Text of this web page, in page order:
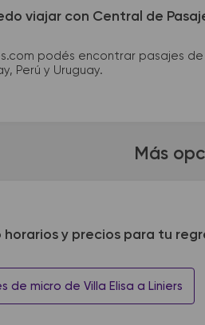
viajar con Central de
podés encontrar pasajes
Perú y Uruguay.
Más
horarios y precios para tu
de micro de Villa Elisa a Liniers